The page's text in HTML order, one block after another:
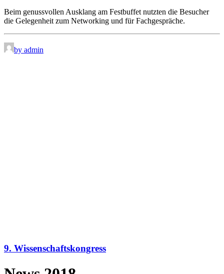
Beim genussvollen Ausklang am Festbuffet nutzten die Besucher
die Gelegenheit zum Networking und für Fachgespräche.
by admin
9. Wissenschaftskongress